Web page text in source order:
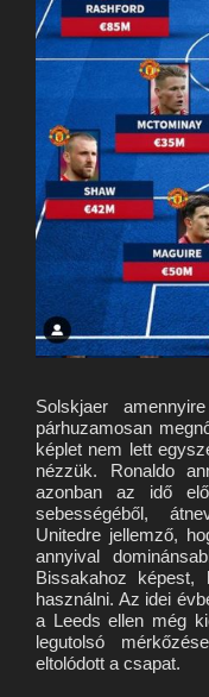
Solskjaer
párhuzamosan
képlet nem lett
nézzük. Ronaldo
azonban az idő
sebességéből,
Unitedre jellemző,
annyival
Bissakahoz
használni. Az idei
a Leeds ellen még
legutolsó
eltolódott a csapat.